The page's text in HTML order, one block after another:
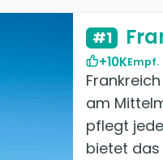
#1
+10KEmpf.
am
pflegt
bietet das